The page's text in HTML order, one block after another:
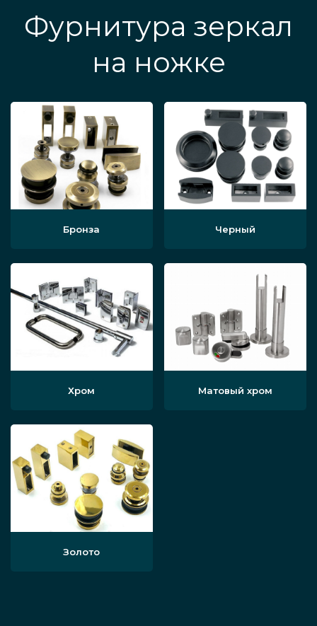
Фурнитура зеркал
на ножке
Бронза Черный
Хром Матовый хром
Золото